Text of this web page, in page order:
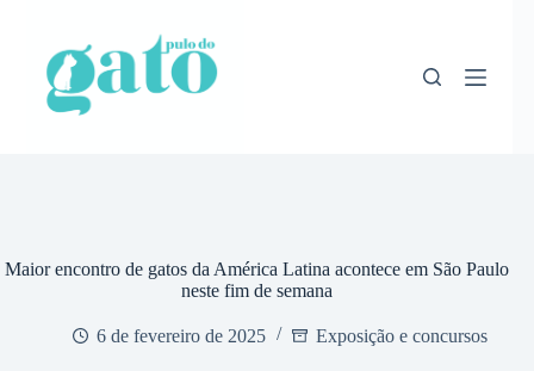
conteúdo
Maior encontro de gatos da América Latina acontece em São Paulo
neste fim de semana
6 de fevereiro de 2025 Exposição e concursos